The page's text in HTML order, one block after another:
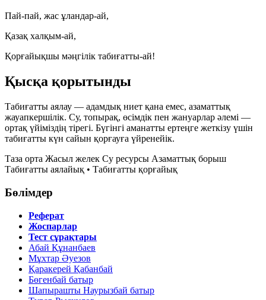
Пай-пай, жас ұландар-ай,
Қазақ халқым-ай,
Қорғайықшы мәңгілік табиғатты-ай!
Қысқа қорытынды
Табиғатты аялау — адамдық ниет қана емес, азаматтық
жауапкершілік. Су, топырақ, өсімдік пен жануарлар әлемі —
ортақ үйіміздің тірегі. Бүгінгі аманатты ертеңге жеткізу үшін
табиғатты күн сайын қорғауға үйренейік.
Таза орта Жасыл желек Су ресурсы Азаматтық борыш
Табиғатты аялайық • Табиғатты қорғайық
Бөлімдер
Реферат
Жоспарлар
Тест сұрақтары
Абай Құнанбаев
Мұхтар Әуезов
Қаракерей Қабанбай
Бөгенбай батыр
Шапырашты Наурызбай батыр